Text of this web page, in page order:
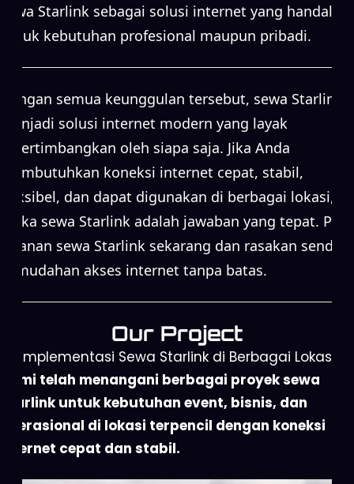
sewa Starlink sebagai solusi internet yang handal
untuk kebutuhan profesional maupun pribadi.
Dengan semua keunggulan tersebut, sewa Starlink
menjadi solusi internet modern yang layak
dipertimbangkan oleh siapa saja. Jika Anda
membutuhkan koneksi internet cepat, stabil,
fleksibel, dan dapat digunakan di berbagai lokasi,
maka sewa Starlink adalah jawaban yang tepat. Pilih
layanan sewa Starlink sekarang dan rasakan sendiri
kemudahan akses internet tanpa batas.
Our Project
Implementasi Sewa Starlink di Berbagai Lokasi
Kami telah menangani berbagai proyek sewa
Starlink untuk kebutuhan event, bisnis, dan
operasional di lokasi terpencil dengan koneksi
internet cepat dan stabil.